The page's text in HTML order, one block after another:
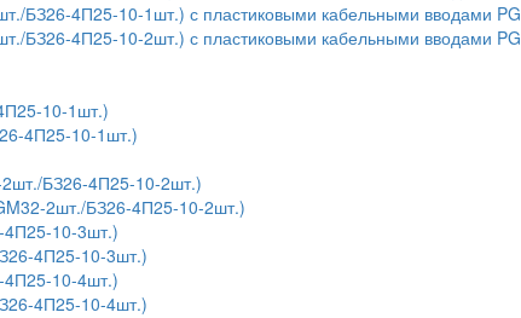
БЗ26-4П25-10-1шт.) с пластиковыми кабельными вводами PG
БЗ26-4П25-10-2шт.) с пластиковыми кабельными вводами PG
10-1шт.)
4П25-10-1шт.)
БЗ26-4П25-10-2шт.)
2шт./БЗ26-4П25-10-2шт.)
10-3шт.)
4П25-10-3шт.)
10-4шт.)
4П25-10-4шт.)